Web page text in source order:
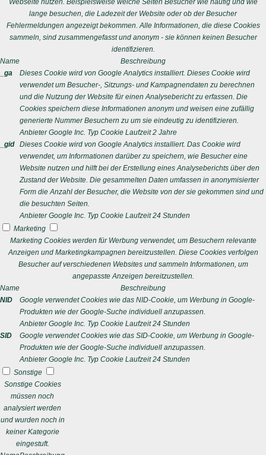
Webseite nutzen. Beispielsweise welche Seiten Besucher wie häufig und wie
lange besuchen, die Ladezeit der Website oder ob der Besucher
Fehlermeldungen angezeigt bekommen. Alle Informationen, die diese Cookies
sammeln, sind zusammengefasst und anonym - sie können keinen Besucher
identifizieren.
Name
Beschreibung
_ga
Dieses Cookie wird von Google Analytics installiert. Dieses Cookie wird
verwendet um Besucher-, Sitzungs- und Kampagnendaten zu berechnen
und die Nutzung der Website für einen Analysebericht zu erfassen. Die
Cookies speichern diese Informationen anonym und weisen eine zufällig
generierte Nummer Besuchern zu um sie eindeutig zu identifizieren.
Anbieter Google Inc. Typ Cookie Laufzeit 2 Jahre
_gid
Dieses Cookie wird von Google Analytics installiert. Das Cookie wird
verwendet, um Informationen darüber zu speichern, wie Besucher eine
Website nutzen und hilft bei der Erstellung eines Analyseberichts über den
Zustand der Website. Die gesammelten Daten umfassen in anonymisierter
Form die Anzahl der Besucher, die Website von der sie gekommen sind und
die besuchten Seiten.
Anbieter Google Inc. Typ Cookie Laufzeit 24 Stunden
Marketing
Marketing Cookies werden für Werbung verwendet, um Besuchern relevante
Anzeigen und Marketingkampagnen bereitzustellen. Diese Cookies verfolgen
Besucher auf verschiedenen Websites und sammeln Informationen, um
angepasste Anzeigen bereitzustellen.
Name
Beschreibung
NID
Google verwendet Cookies wie das NID-Cookie, um Werbung in Google-
Produkten wie der Google-Suche individuell anzupassen.
Anbieter Google Inc. Typ Cookie Laufzeit 24 Stunden
SID
Google verwendet Cookies wie das SID-Cookie, um Werbung in Google-
Produkten wie der Google-Suche individuell anzupassen.
Anbieter Google Inc. Typ Cookie Laufzeit 24 Stunden
Sonstige
Sonstige Cookies
müssen noch
analysiert werden
und wurden noch in
keiner Kategorie
eingestuft.